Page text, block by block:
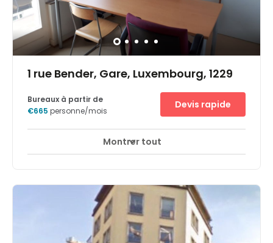
1 rue Bender, Gare, Luxembourg, 1229
Accès 24 heures sur 24 Centre-ville
everything you need to get working from the day you
move in. Members have 24/7 building access so you will
not be confined by traditional business hours. This space
boasts a modern design and provides a comfortable
working environment for its members. Due to the central
location, fantastic transport links are available. Hop on
Bureaux à partir de
€665 personne/mois
Devis rapide
Montrer tout